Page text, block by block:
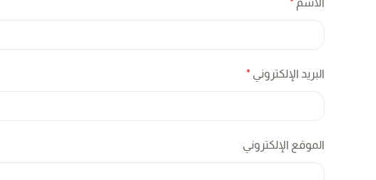
الاسم *
البريد الإلكتروني *
الموقع الإلكتروني